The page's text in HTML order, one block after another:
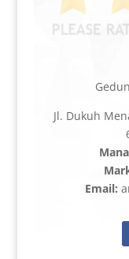
Jl. Dukuh
Email: